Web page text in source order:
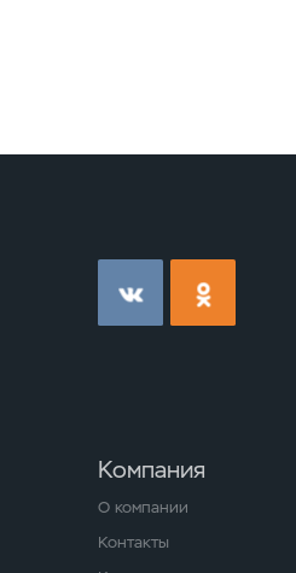
Компания
О компании
Контакты